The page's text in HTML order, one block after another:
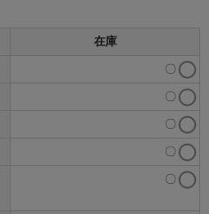
在庫
〇
〇
〇
〇
〇